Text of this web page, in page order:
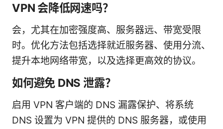
VPN 会降低网速吗？
会，尤其在加密强度高、服务器远、带宽受限
时。优化方法包括选择就近服务器、使用分流、
提升本地网络带宽，以及选择更高效的协议。
如何避免 DNS 泄露？
启用 VPN 客户端的 DNS 漏露保护、将系统
DNS 设置为 VPN 提供的 DNS 服务器，或使用